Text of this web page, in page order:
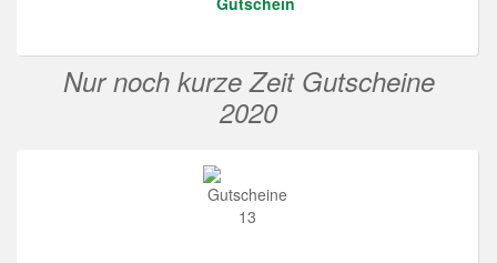
Nur noch kurze Zeit Gutscheine
2020